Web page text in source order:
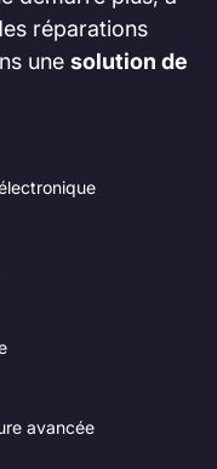
réparations
une solution de
avancée